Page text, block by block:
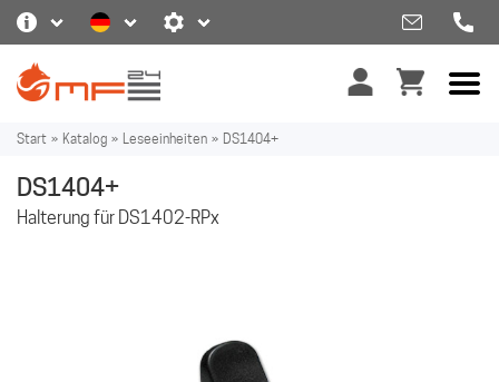
Start » Katalog » Leseeinheiten » DS1404+
DS1404+
Halterung für DS1402-RPx